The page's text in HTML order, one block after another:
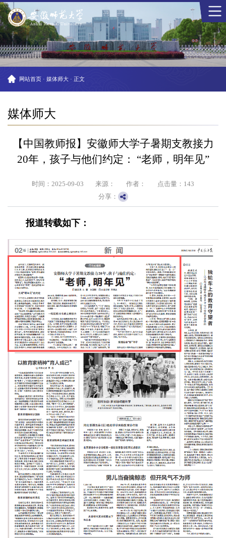
网站首页 · 媒体师大 · 正文
媒体师大
【中国教师报】安徽师大学子暑期支教接力
20年，孩子与他们约定： “老师，明年见”
时间：2025-09-03 来源： 作者： 点击量： 143
分享：
报道转载如下：